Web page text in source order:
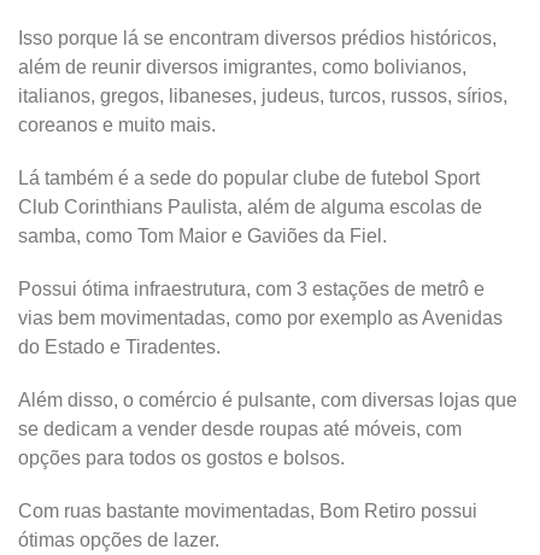
Isso porque lá se encontram diversos prédios históricos,
além de reunir diversos imigrantes, como bolivianos,
italianos, gregos, libaneses, judeus, turcos, russos, sírios,
coreanos e muito mais.
Lá também é a sede do popular clube de futebol Sport
Club Corinthians Paulista, além de alguma escolas de
samba, como Tom Maior e Gaviões da Fiel.
Possui ótima infraestrutura, com 3 estações de metrô e
vias bem movimentadas, como por exemplo as Avenidas
do Estado e Tiradentes.
Além disso, o comércio é pulsante, com diversas lojas que
se dedicam a vender desde roupas até móveis, com
opções para todos os gostos e bolsos.
Com ruas bastante movimentadas, Bom Retiro possui
ótimas opções de lazer.